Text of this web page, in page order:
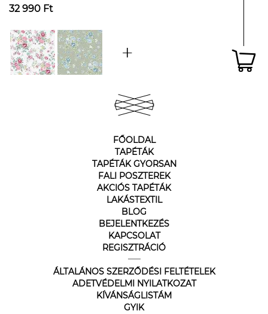
32 990 Ft
FŐOLDAL
TAPÉTÁK
TAPÉTÁK GYORSAN
FALI POSZTEREK
AKCIÓS TAPÉTÁK
LAKÁSTEXTIL
BLOG
BEJELENTKEZÉS
KAPCSOLAT
REGISZTRÁCIÓ
ÁLTALÁNOS SZERZŐDÉSI FELTÉTELEK
ADETVÉDELMI NYILATKOZAT
KÍVÁNSÁGLISTÁM
GYIK